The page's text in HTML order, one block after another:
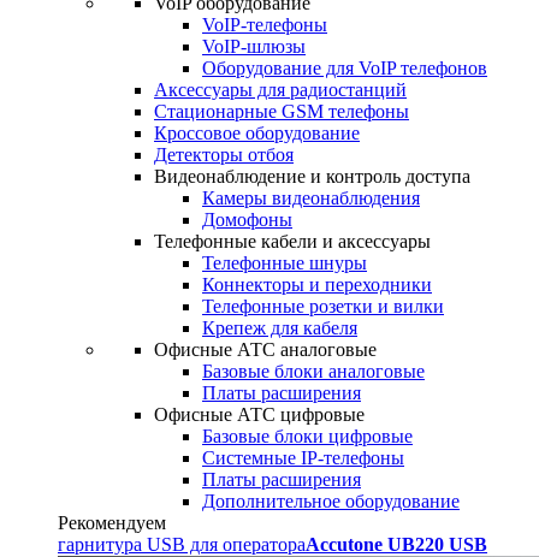
VoIP-телефоны
VoIP-шлюзы
Оборудование для VoIP телефонов
Аксессуары для радиостанций
Стационарные GSM телефоны
Кроссовое оборудование
Детекторы отбоя
Видеонаблюдение и контроль доступа
Камеры видеонаблюдения
Домофоны
Телефонные кабели и аксессуары
Телефонные шнуры
Коннекторы и переходники
Телефонные розетки и вилки
Крепеж для кабеля
Офисные АТС аналоговые
Базовые блоки аналоговые
Платы расширения
Офисные АТС цифровые
Базовые блоки цифровые
Системные IP-телефоны
Платы расширения
Дополнительное оборудование
Рекомендуем
гарнитура USB для оператораAccutone UB220 USB